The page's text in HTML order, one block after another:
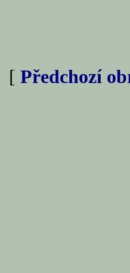
[ Předchozí